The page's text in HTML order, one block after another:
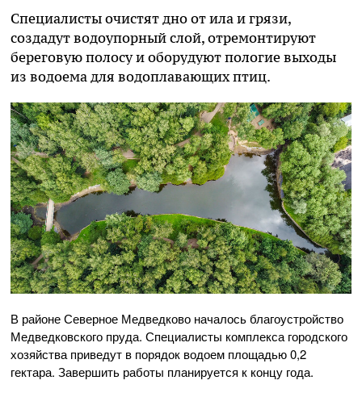
Специалисты очистят дно от ила и грязи,
создадут водоупорный слой, отремонтируют
береговую полосу и оборудуют пологие выходы
из водоема для водоплавающих птиц.
В районе Северное Медведково началось благоустройство
Медведковского пруда. Специалисты комплекса городского
хозяйства приведут в порядок водоем площадью 0,2
гектара. Завершить работы планируется к концу года.